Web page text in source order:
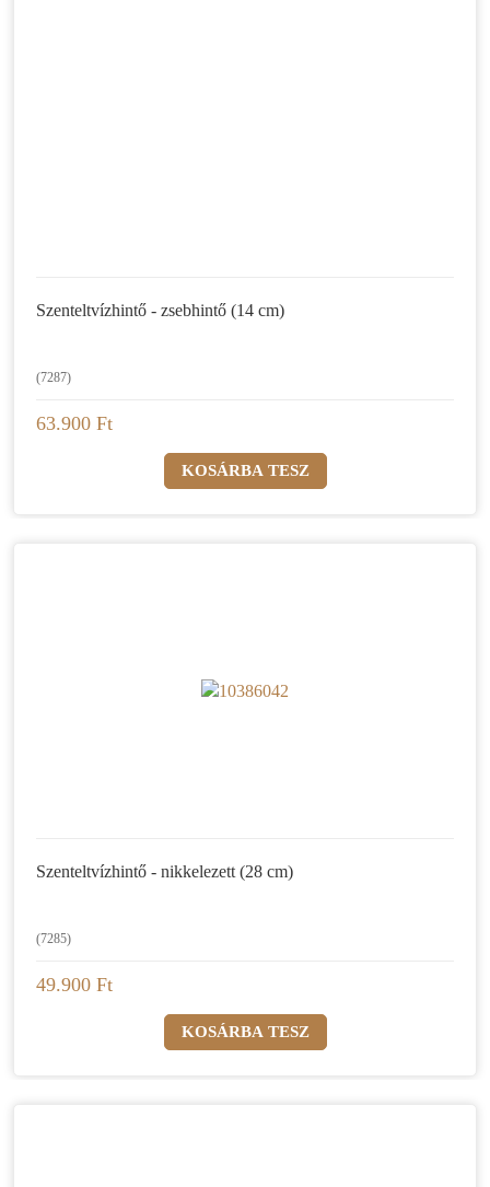
Szenteltvízhintő - zsebhintő (14 cm)
(7287)
63.900 Ft
Szenteltvízhintő - nikkelezett (28 cm)
(7285)
49.900 Ft